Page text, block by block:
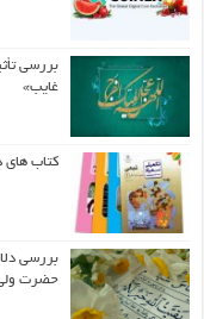
بررسی
غایب»
کتاب
بررسی
حضرت